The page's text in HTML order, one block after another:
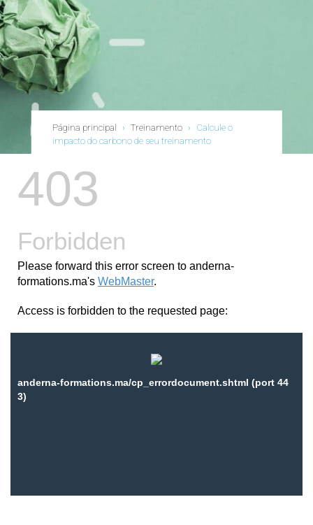
Página principal › Treinamento ›
Calcule o
impacto do carbono de seu treinamento